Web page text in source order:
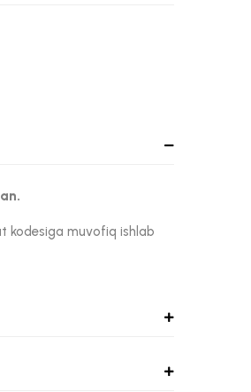
kodesiga muvofiq ishlab